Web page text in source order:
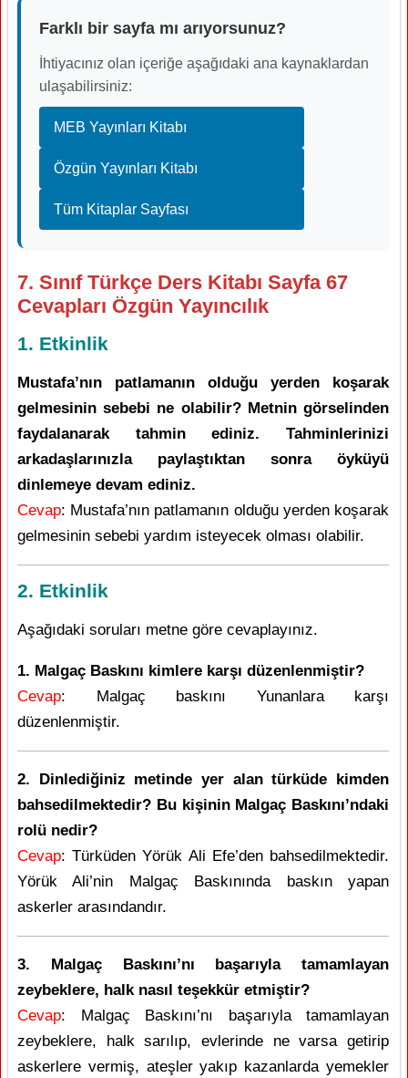
Farklı bir sayfa mı arıyorsunuz?
İhtiyacınız olan içeriğe aşağıdaki ana kaynaklardan
ulaşabilirsiniz:
MEB Yayınları Kitabı
Özgün Yayınları Kitabı
Tüm Kitaplar Sayfası
7. Sınıf Türkçe Ders Kitabı Sayfa 67
Cevapları Özgün Yayıncılık
1. Etkinlik
Mustafa’nın patlamanın olduğu yerden koşarak
gelmesinin sebebi ne olabilir? Metnin görselinden
faydalanarak tahmin ediniz. Tahminlerinizi
arkadaşlarınızla paylaştıktan sonra öyküyü
dinlemeye devam ediniz.
Cevap: Mustafa’nın patlamanın olduğu yerden koşarak
gelmesinin sebebi yardım isteyecek olması olabilir.
2. Etkinlik
Aşağıdaki soruları metne göre cevaplayınız.
1. Malgaç Baskını kimlere karşı düzenlenmiştir?
Cevap: Malgaç baskını Yunanlara karşı
düzenlenmiştir.
2. Dinlediğiniz metinde yer alan türküde kimden
bahsedilmektedir? Bu kişinin Malgaç Baskını’ndaki
rolü nedir?
Cevap: Türküden Yörük Ali Efe’den bahsedilmektedir.
Yörük Ali’nin Malgaç Baskınında baskın yapan
askerler arasındandır.
3. Malgaç Baskını’nı başarıyla tamamlayan
zeybeklere, halk nasıl teşekkür etmiştir?
Cevap: Malgaç Baskını’nı başarıyla tamamlayan
zeybeklere, halk sarılıp, evlerinde ne varsa getirip
askerlere vermiş, ateşler yakıp kazanlarda yemekler